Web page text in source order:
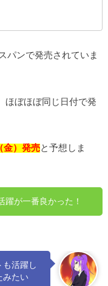
パンで発売されていま
ほぼほぼ同じ日付で発
金）発売と予想しま
躍が一番良かった！
も活躍し
みたい